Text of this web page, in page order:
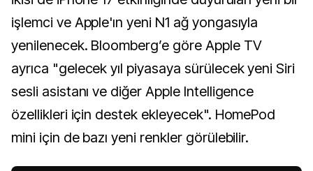
işlemci ve Apple'ın yeni N1 ağ yongasıyla
yenilenecek. Bloomberg’e göre Apple TV
ayrıca "gelecek yıl piyasaya sürülecek yeni Siri
sesli asistanı ve diğer Apple Intelligence
özellikleri için destek ekleyecek". HomePod
mini için de bazı yeni renkler görülebilir.